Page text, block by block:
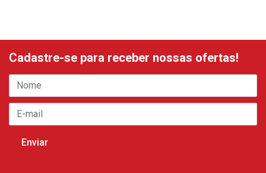
Cadastre-se para receber nossas ofertas!